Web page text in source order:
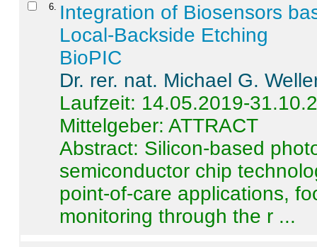
6
Integration of Biosensors
Local-Backside Etching
BioPIC
Dr. rer. nat. Michael G.
Laufzeit: 14.05.2019-
Mittelgeber: ATTRACT
Abstract: Silicon-based
semiconductor chip
point-of-care applications,
monitoring through the r ...